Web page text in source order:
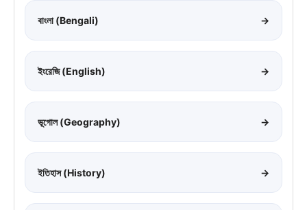
বাংলা (Bengali) →
ইংরেজি (English) →
ভূগোল (Geography) →
ইতিহাস (History) →